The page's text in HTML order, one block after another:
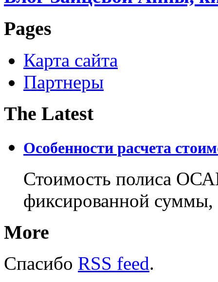
Pages
Карта сайта
Партнеры
The Latest
Особенности расчета
Стоимость полиса
фиксированной
More
Спасибо RSS feed.